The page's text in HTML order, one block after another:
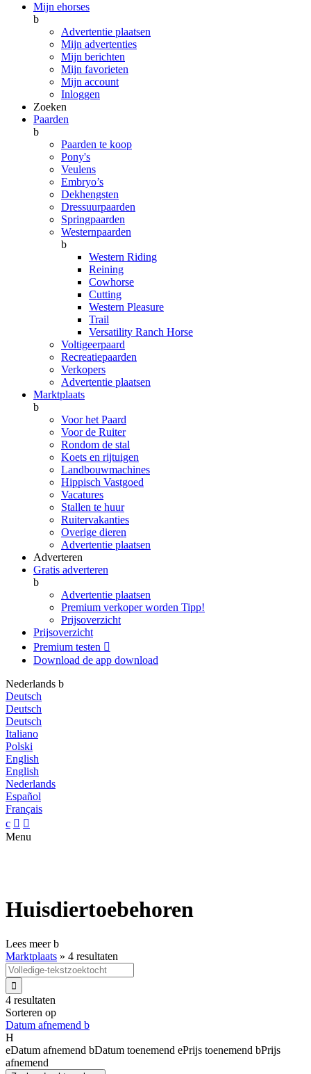
Mijn ehorses
b
Advertentie plaatsen
Mijn advertenties
Mijn berichten
Mijn favorieten
Mijn account
Inloggen
Zoeken
Paarden
b
Paarden te koop
Pony's
Veulens
Embryo’s
Dekhengsten
Dressuurpaarden
Springpaarden
Westernpaarden
b
Western Riding
Reining
Cowhorse
Cutting
Western Pleasure
Trail
Versatility Ranch Horse
Voltigeerpaard
Recreatiepaarden
Verkopers
Advertentie plaatsen
Marktplaats
b
Voor het Paard
Voor de Ruiter
Rondom de stal
Koets en rijtuigen
Landbouwmachines
Hippisch Vastgoed
Vacatures
Stallen te huur
Ruitervakanties
Overige dieren
Advertentie plaatsen
Adverteren
Gratis adverteren
b
Advertentie plaatsen
Premium verkoper worden Tipp!
Prijsoverzicht
Prijsoverzicht
Premium testen 
Download de app download
Nederlands b
Deutsch
Deutsch
Deutsch
Italiano
Polski
English
English
Nederlands
Español
Français
c  
Menu
Huisdiertoebehoren
Lees meerb
Marktplaats » 4 resultaten

4 resultaten
Sorteren op
Datum afnemend b
H
eDatum afnemend bDatum toenemend ePrijs toenemend bPrijs
afnemend